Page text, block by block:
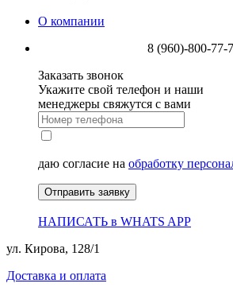
О компании
8 (960)-800-77-
Заказать звонок
Укажите свой телефон и наши
менеджеры свяжутся с вами
даю согласие на обработку
Отправить заявку
НАПИСАТЬ в WHATS APP
ул. Кирова, 128/1
Доставка и оплата